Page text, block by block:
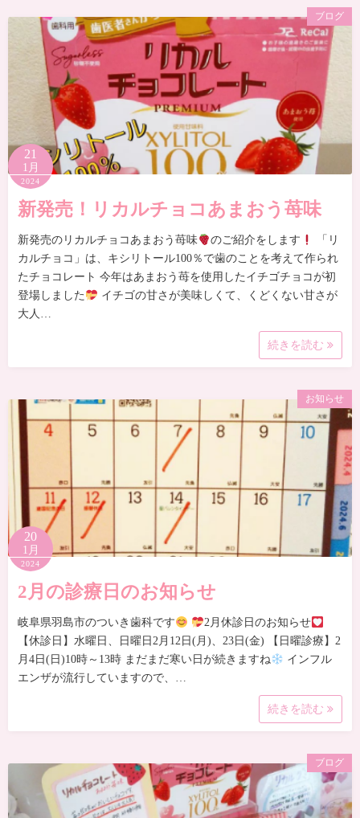
ブログ
21
1月
2024
新発売！リカルチョコあまおう苺味
新発売のリカルチョコあまおう苺味 のご紹介をします
「リ
カルチョコ」は、キシリトール100％で歯のことを考えて作られ
たチョコレート 今年はあまおう苺を使用したイチゴチョコが初
登場しました
イチゴの甘さが美味しくて、くどくない甘さが
大人…
続きを読む
お知らせ
20
1月
2024
2月の診療日のお知らせ
岐阜県羽島市のついき歯科です
2月休診日のお知らせ
【休診日】水曜日、日曜日2月12日(月)、23日(金) 【日曜診療】2
月4日(日)10時～13時 まだまだ寒い日が続きますね
インフル
エンザが流行していますので、…
続きを読む
ブログ